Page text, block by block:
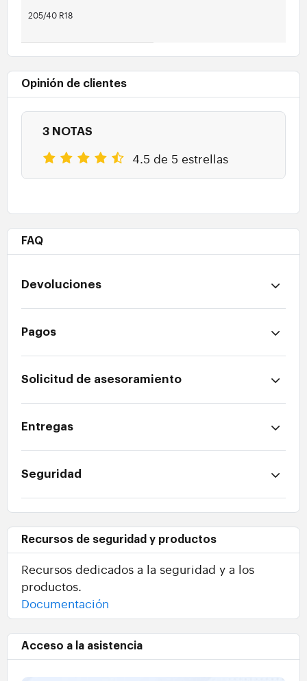
205/40 R18
Opinión de clientes
3 NOTAS
4.5 de 5 estrellas
FAQ
Devoluciones
Pagos
Solicitud de asesoramiento
Entregas
Seguridad
Recursos de seguridad y productos
Recursos dedicados a la seguridad y a los
productos.
Documentación
Acceso a la asistencia